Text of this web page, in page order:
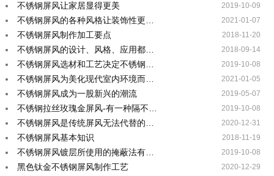
不锈钢屏风让家居显得更美 2019-10-09
不锈钢屏风的各种风格让装饰性更… 2021-01-07
不锈钢屏风制作加工要点 2018-11-20
不锈钢屏风的设计、风格、应用都… 2018-09-14
不锈钢屏风选材和工艺决定不锈钢… 2019-10-08
不锈钢屏风为美化现代室内环境而… 2021-01-05
不锈钢屏风成为一股新兴的潮流 2019-05-07
不锈钢拉丝玫瑰金屏风-有一种隔不… 2019-10-08
不锈钢屏风是传统屏风无法代替的… 2020-12-31
不锈钢屏风基本知识 2018-11-19
不锈钢屏风镀层所使用的掩蔽法有… 2019-10-08
黑色钛金不锈钢屏风制作工艺 2020-12-29